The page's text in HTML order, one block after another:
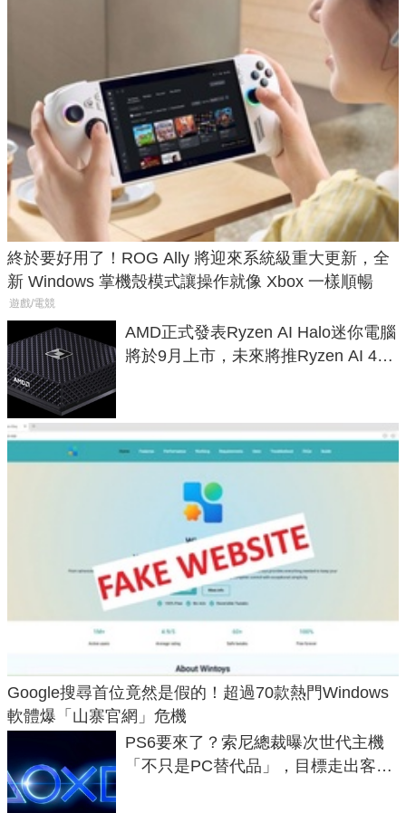
終於要好用了！ROG Ally 將迎來系統級重大更新，全
新 Windows 掌機殼模式讓操作就像 Xbox 一樣順暢
遊戲/電競
AMD正式發表Ryzen AI Halo迷你電腦
將於9月上市，未來將推Ryzen AI 400
Google搜尋首位竟然是假的！超過70款熱門Windows
軟體爆「山寨官網」危機
PS6要來了？索尼總裁曝次世代主機
「不只是PC替代品」，目標走出客